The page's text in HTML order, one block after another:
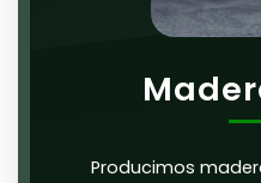
Producimos